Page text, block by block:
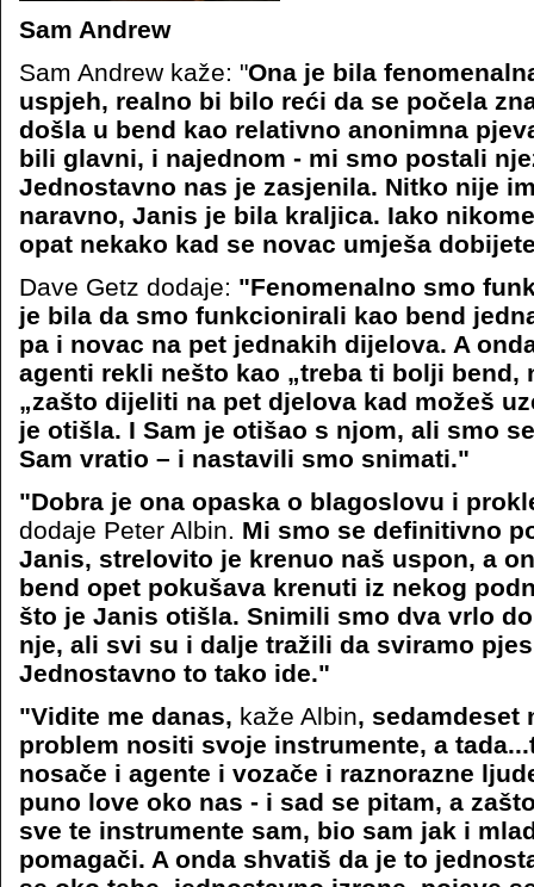
Sam Andrew
Sam Andrew kaže: "Ona je bila
uspjeh, realno bi bilo reći da se počela
došla u bend kao relativno anonimna
bili glavni, i najednom - mi smo postali
Jednostavno nas je zasjenila. Nitko nije
naravno, Janis je bila kraljica. Iako
opat nekako kad se novac umješa
Dave Getz dodaje: "Fenomenalno smo
je bila da smo funkcionirali kao bend
pa i novac na pet jednakih dijelova. A
agenti rekli nešto kao „treba ti bolji bend,
„zašto dijeliti na pet djelova kad možeš
je otišla. I Sam je otišao s njom, ali smo
Sam vratio – i nastavili smo snimati."
"Dobra je ona opaska o blagoslovu i
dodaje Peter Albin. Mi smo se definitivno
Janis, strelovito je krenuo naš uspon, a
bend opet pokušava krenuti iz nekog
što je Janis otišla. Snimili smo dva vrlo
nje, ali svi su i dalje tražili da sviramo
Jednostavno to tako ide."
"Vidite me danas, kaže Albin, sedamdeset
problem nositi svoje instrumente, a
nosače i agente i vozače i raznorazne
puno love oko nas - i sad se pitam, a
sve te instrumente sam, bio sam jak i
pomagači. A onda shvatiš da je to